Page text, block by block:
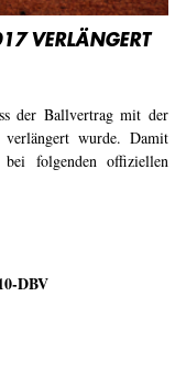
VERLÄNGERT
der Ballvertrag mit der
wurde. Damit
folgenden offiziellen
DBV